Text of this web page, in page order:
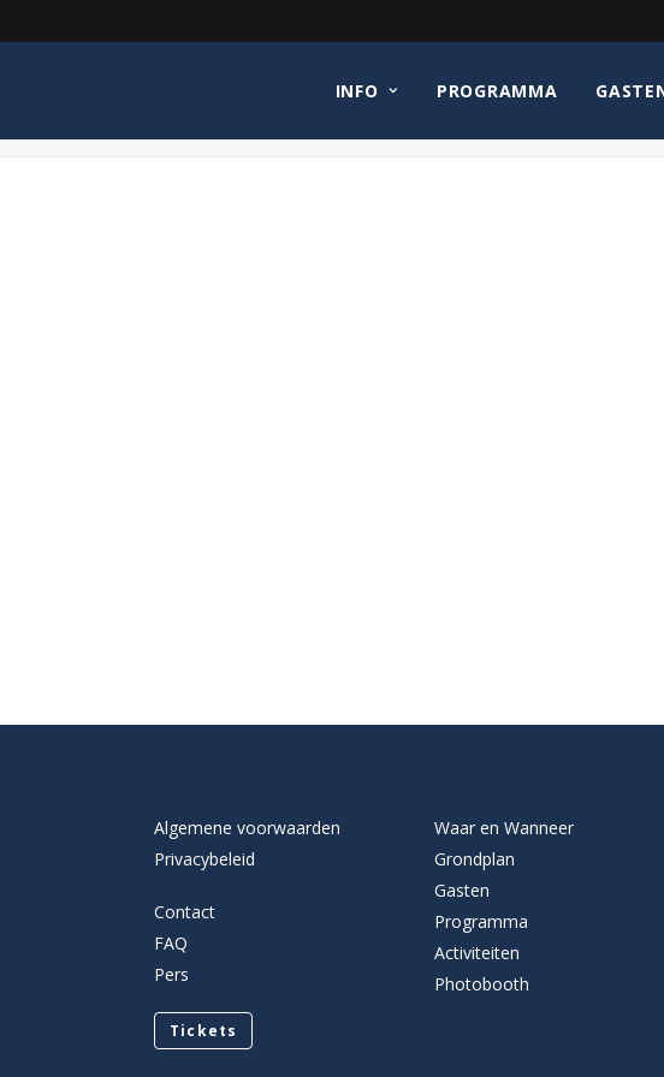
INFO PROGRAMMA
Algemene voorwaarden
Privacybeleid
Contact
FAQ
Pers
Tickets
Waar en Wanneer
Grondplan
Gasten
Programma
Activiteiten
Photobooth